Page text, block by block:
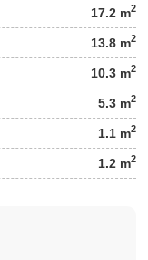
17.2 m2
13.8 m2
10.3 m2
5.3 m2
1.1 m2
1.2 m2